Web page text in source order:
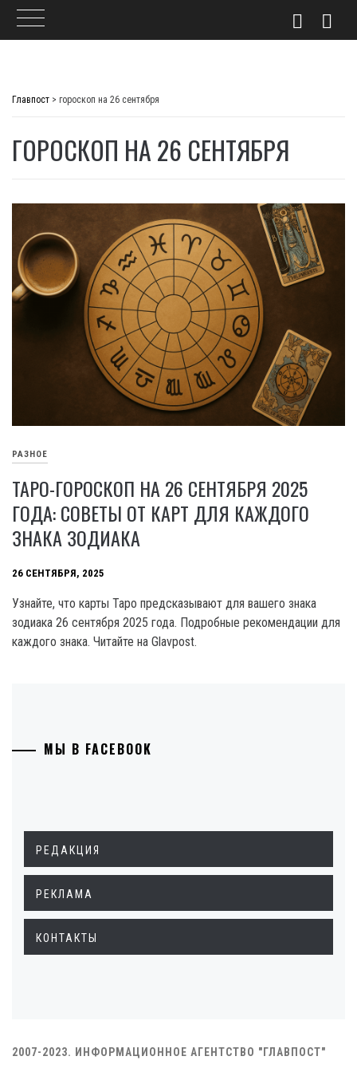
Главпост > гороскоп на 26 сентября
ГОРОСКОП НА 26 СЕНТЯБРЯ
РАЗНОЕ
ТАРО-ГОРОСКОП НА 26 СЕНТЯБРЯ 2025
ГОДА: СОВЕТЫ ОТ КАРТ ДЛЯ КАЖДОГО
ЗНАКА ЗОДИАКА
26 СЕНТЯБРЯ, 2025
Узнайте, что карты Таро предсказывают для вашего знака
зодиака 26 сентября 2025 года. Подробные рекомендации для
каждого знака. Читайте на Glavpost.
МЫ В FACEBOOK
РЕДАКЦИЯ
РЕКЛАМА
КОНТАКТЫ
2007-2023. ИНФОРМАЦИОННОЕ АГЕНТСТВО "ГЛАВПОСТ"